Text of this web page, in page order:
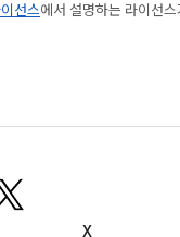
선스에서 설명하는 라이선
X